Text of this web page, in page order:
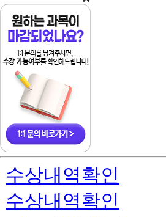
용
수상내역확인
수상내역확인